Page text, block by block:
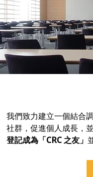
我們致力建立一個結合
社群，促進個人成長，
登記成為「CRC 之友」